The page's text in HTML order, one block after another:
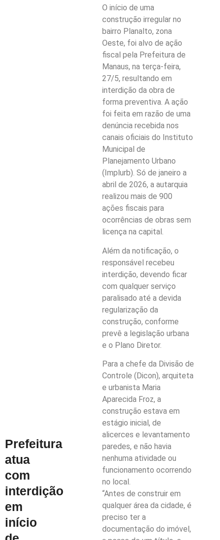
Prefeitura
atua
com
interdição
em
início
O início de uma
construção irregular no
bairro Planalto, zona
Oeste, foi alvo de ação
fiscal pela Prefeitura de
Manaus, na terça-feira,
27/5, resultando em
interdição da obra de
forma preventiva. A ação
foi feita em razão de uma
denúncia recebida nos
canais oficiais do Instituto
Municipal de
Planejamento Urbano
(Implurb). Só de janeiro a
abril de 2026, a autarquia
realizou mais de 900
ações fiscais para
ocorrências de obras sem
licença na capital.
Além da notificação, o
responsável recebeu
interdição, devendo ficar
com qualquer serviço
paralisado até a devida
regularização da
construção, conforme
prevê a legislação urbana
e o Plano Diretor.
Para a chefe da Divisão de
Controle (Dicon), arquiteta
e urbanista Maria
Aparecida Froz, a
construção estava em
estágio inicial, de
alicerces e levantamento
paredes, e não havia
nenhuma atividade ou
funcionamento ocorrendo
no local.
“Antes de construir em
qualquer área da cidade, é
preciso ter a
documentação do imóvel,